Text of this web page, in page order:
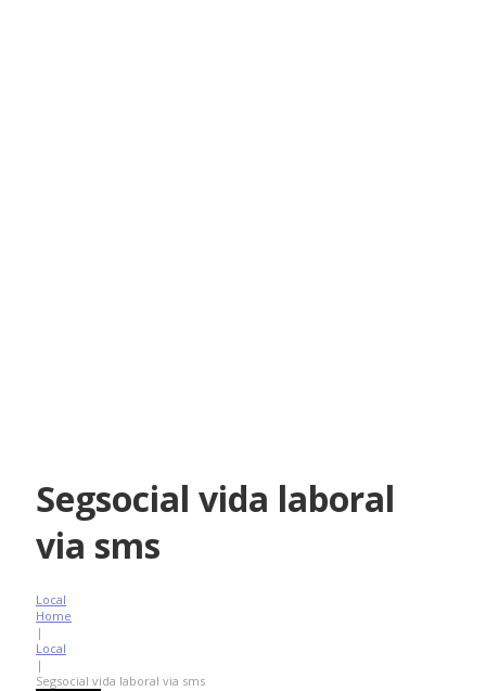
Segsocial vida laboral
via sms
Local
Home
|
Local
|
Segsocial vida laboral via sms